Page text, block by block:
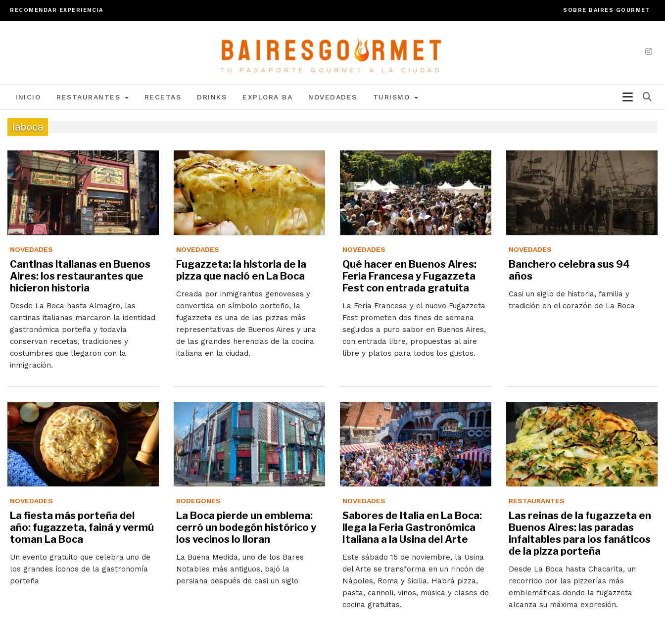
RECOMENDAR EXPERIENCIA SOBRE BAIRES GOURMET
INICIO RESTAURANTES RECETAS DRINKS EXPLORA BA NOVEDADES TURISMO
laboca
NOVEDADES
Cantinas italianas en Buenos
Aires: los restaurantes que
hicieron historia
Desde La Boca hasta Almagro, las
cantinas italianas marcaron la identidad
gastronómica porteña y todavía
conservan recetas, tradiciones y
costumbres que llegaron con la
inmigración.
NOVEDADES
Fugazzeta: la historia de la
pizza que nació en La Boca
Creada por inmigrantes genoveses y
convertida en símbolo porteño, la
fugazzeta es una de las pizzas más
representativas de Buenos Aires y una
de las grandes herencias de la cocina
italiana en la ciudad.
NOVEDADES
Qué hacer en Buenos Aires:
Feria Francesa y Fugazzeta
Fest con entrada gratuita
La Feria Francesa y el nuevo Fugazzeta
Fest prometen dos fines de semana
seguidos a puro sabor en Buenos Aires,
con entrada libre, propuestas al aire
libre y platos para todos los gustos.
NOVEDADES
Banchero celebra sus 94
años
Casi un siglo de historia, familia y
tradición en el corazón de La Boca
NOVEDADES
La fiesta más porteña del
año: fugazzeta, fainá y vermú
toman La Boca
Un evento gratuito que celebra uno de
los grandes íconos de la gastronomía
porteña
BODEGONES
La Boca pierde un emblema:
cerró un bodegón histórico y
los vecinos lo lloran
La Buena Medida, uno de los Bares
Notables más antiguos, bajó la
persiana después de casi un siglo
NOVEDADES
Sabores de Italia en La Boca:
llega la Feria Gastronómica
Italiana a la Usina del Arte
Este sábado 15 de noviembre, la Usina
del Arte se transforma en un rincón de
Nápoles, Roma y Sicilia. Habrá pizza,
pasta, cannoli, vinos, música y clases de
cocina gratuitas.
RESTAURANTES
Las reinas de la fugazzeta en
Buenos Aires: las paradas
infaltables para los fanáticos
de la pizza porteña
Desde La Boca hasta Chacarita, un
recorrido por las pizzerías más
emblemáticas donde la fugazzeta
alcanza su máxima expresión.